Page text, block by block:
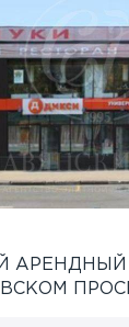
АРЕНДНЫЙ
показать